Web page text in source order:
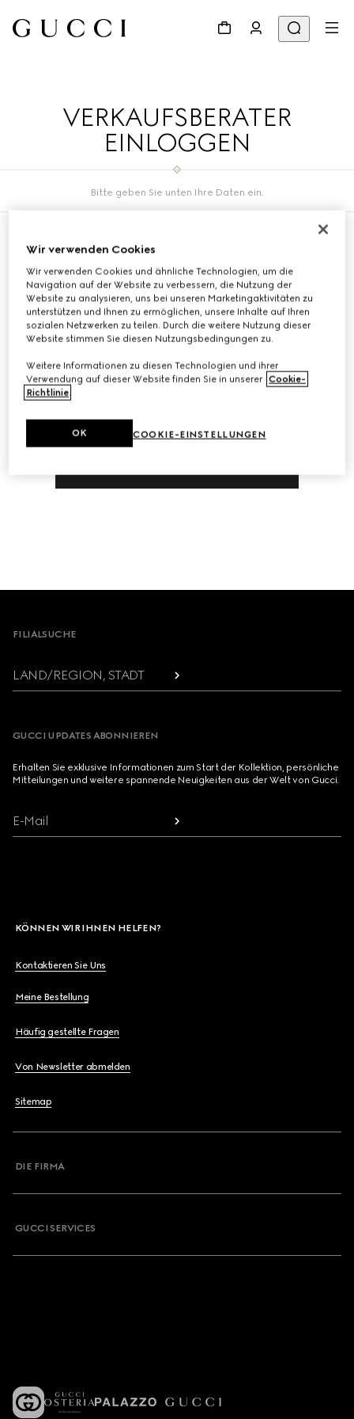
VERKAUFSBERATER
EINLOGGEN
Bitte geben Sie unten Ihre Daten ein.
PASSWORT
Footer
FILIALSUCHE
LAND/REGION, STADT
GUCCI UPDATES ABONNIEREN
Erhalten Sie exklusive Informationen zum Start der Kollektion, persönliche
Mitteilungen und weitere spannende Neuigkeiten aus der Welt von Gucci.
E-Mail
KÖNNEN WIR IHNEN HELFEN?
Kontaktieren Sie Uns
Meine Bestellung
Häufig gestellte Fragen
Von Newsletter abmelden
Sitemap
DIE FIRMA
GUCCI SERVICES
Wir verwenden Cookies
Wir verwenden Cookies und ähnliche Technologien, um die
Navigation auf der Website zu verbessern, die Nutzung der
Website zu analysieren, uns bei unseren Marketingaktivitäten zu
unterstützen und Ihnen zu ermöglichen, unsere Inhalte auf Ihren
sozialen Netzwerken zu teilen. Durch die weitere Nutzung dieser
Website stimmen Sie diesen Nutzungsbedingungen zu.
Weitere Informationen zu diesen Technologien und ihrer
Verwendung auf dieser Website finden Sie in unserer Cookie-
Richtlinie.
COOKIE-EINSTELLUNGEN
OK